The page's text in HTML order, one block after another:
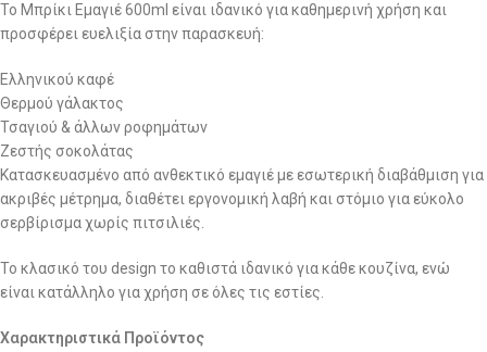
Το Μπρίκι Εμαγιέ 600ml είναι ιδανικό για καθημερινή χρήση και
προσφέρει ευελιξία στην παρασκευή:
Ελληνικού καφέ
Θερμού γάλακτος
Τσαγιού & άλλων ροφημάτων
Ζεστής σοκολάτας
Κατασκευασμένο από ανθεκτικό εμαγιέ με εσωτερική διαβάθμιση για
ακριβές μέτρημα, διαθέτει εργονομική λαβή και στόμιο για εύκολο
σερβίρισμα χωρίς πιτσιλιές.
Το κλασικό του design το καθιστά ιδανικό για κάθε κουζίνα, ενώ
είναι κατάλληλο για χρήση σε όλες τις εστίες.
Χαρακτηριστικά Προϊόντος